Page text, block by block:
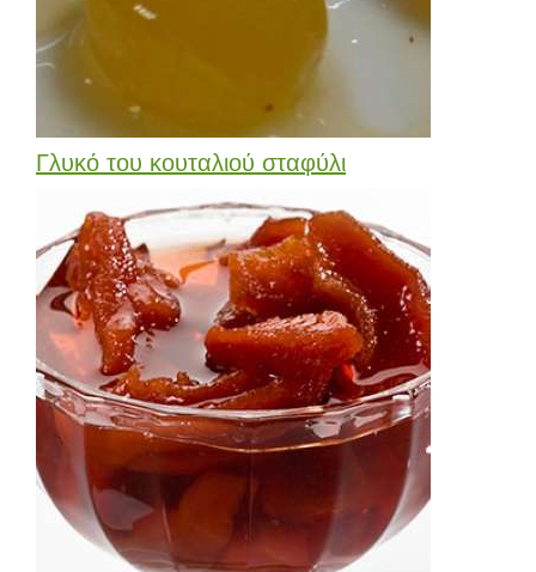
Γλυκό του κουταλιού σταφύλι